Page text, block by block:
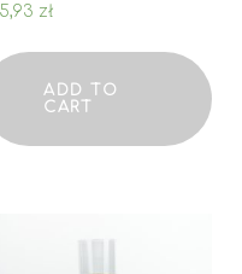
zł
ADD TO
CART